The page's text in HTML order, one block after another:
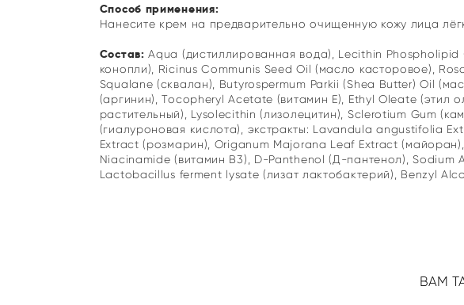
Способ применения:
Нанесите крем на предварительно очищенную кожу лица
Состав:Aqua (дистиллированная вода), Lecithin
конопли), Ricinus Communis Seed Oil (масло касторовое),
Squalane (сквалан), Butyrospermum Parkii (Shea Butter) Oil
(аргинин), Tocopheryl Acetate (витамин Е), Ethyl Oleate (этил
растительный), Lysolecithin (лизолецитин), Sclerotium Gum
(гиалуроновая кислота), экстракты: Lavandula angustifolia
Extract (розмарин), Origanum Majorana Leaf Extract
Niacinamide (витамин В3), D-Panthenol (Д-пантенол), Sodium
Lactobacillus ferment lysate (лизат лактобактерий), Benzyl
ВАМ